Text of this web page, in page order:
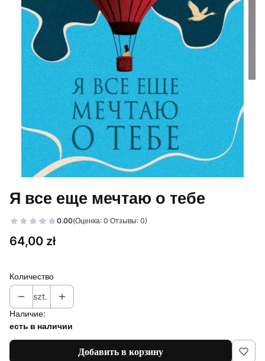
Я все еще мечтаю о тебе
0.00(Оценка: 0 Отзывы: 0)
Цена
64,00 zł
Количество
szt.
Наличие:
есть в наличии
Добавить в корзину